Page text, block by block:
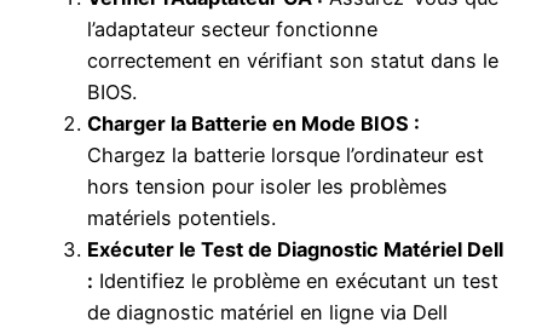
l’adaptateur secteur fonctionne
correctement en vérifiant son statut dans le
BIOS.
Charger la Batterie en Mode BIOS :
Chargez la batterie lorsque l’ordinateur est
hors tension pour isoler les problèmes
matériels potentiels.
Exécuter le Test de Diagnostic Matériel Dell
: Identifiez le problème en exécutant un test
de diagnostic matériel en ligne via Dell